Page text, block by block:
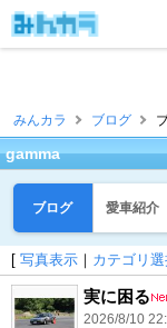
みんカラ ブログ
gamma
ブログ 愛車紹介
[ 写真表示 ｜ カテゴリ選
実に困る
2026/8/10